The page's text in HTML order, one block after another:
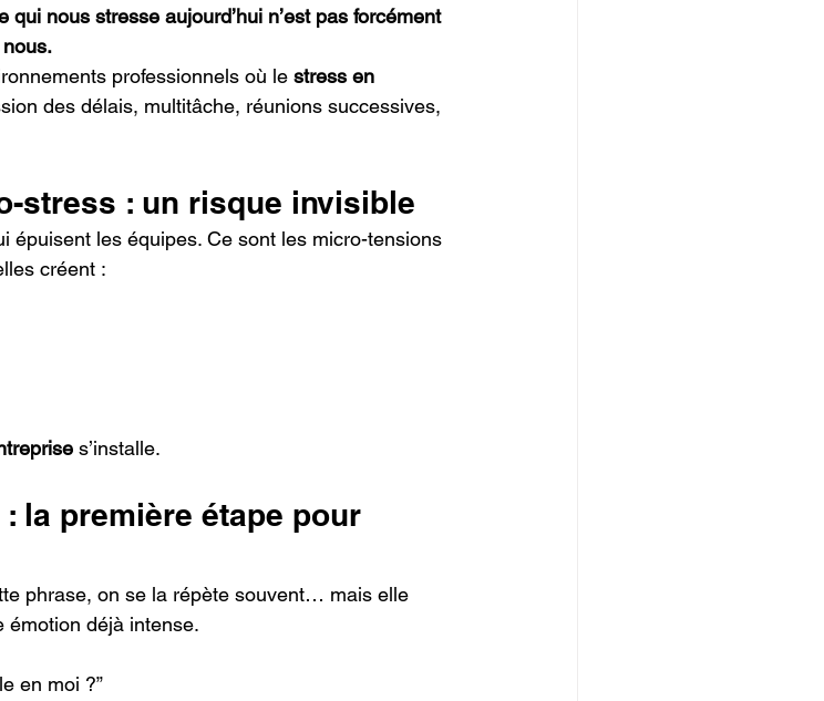
qui nous stresse aujourd’hui n’est pas forcément
professionnels où le stress en
des délais, multitâche, réunions successives,
stress : un risque invisible
épuisent les équipes. Ce sont les micro-tensions
créent :
s’installe.
la première étape pour
phrase, on se la répète souvent… mais elle
émotion déjà intense.
en moi ?”